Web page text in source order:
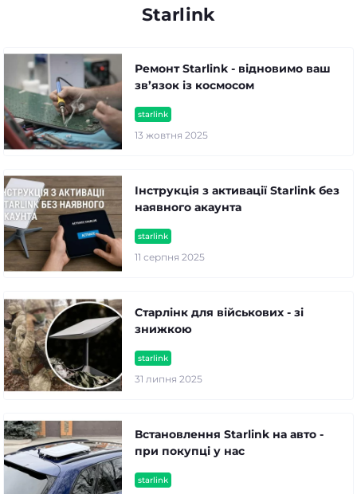
Starlink
starlink
13 жовтня 2025
Ремонт Starlink - відновимо ваш
зв’язок із космосом
starlink
11 серпня 2025
Інструкція з активації Starlink без
наявного акаунта
starlink
31 липня 2025
Старлінк для військових - зі
знижкою
starlink
Встановлення Starlink на авто -
при покупці у нас